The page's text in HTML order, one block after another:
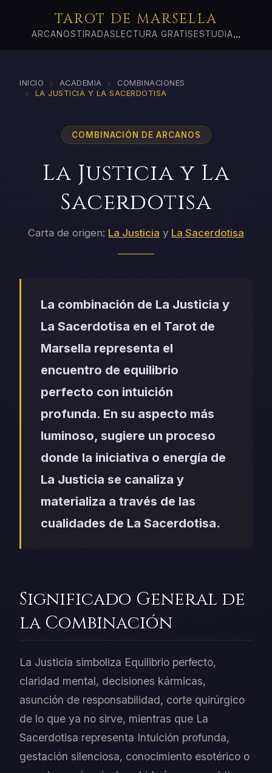
TAROT DE MARSELLA
ARCANOSTIRADAS LECTURA GRATIS ESTUDIA...
INICIO › ACADEMIA › COMBINACIONES
› LA JUSTICIA Y LA SACERDOTISA
COMBINACIÓN DE ARCANOS
La Justicia y La
Sacerdotisa
Carta de origen: La Justicia y La Sacerdotisa
La combinación de La Justicia y
La Sacerdotisa en el Tarot de
Marsella representa el
encuentro de equilibrio
perfecto con intuición
profunda. En su aspecto más
luminoso, sugiere un proceso
donde la iniciativa o energía de
La Justicia se canaliza y
materializa a través de las
cualidades de La Sacerdotisa.
Significado General de
la Combinación
La Justicia simboliza Equilibrio perfecto,
claridad mental, decisiones kármicas,
asunción de responsabilidad, corte quirúrgico
de lo que ya no sirve, mientras que La
Sacerdotisa representa Intuición profunda,
gestación silenciosa, conocimiento esotérico o